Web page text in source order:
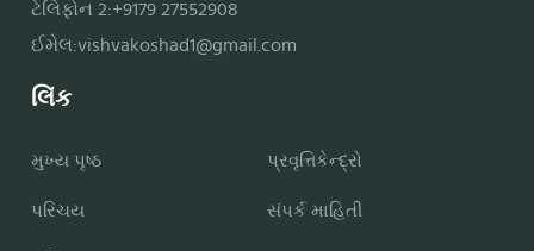
ટેલિફોન 2:+9179 27552908
ઈમેલ:vishvakoshad1@gmail.com
લિંક
મુખ્ય પૃષ્ઠ
પરિચય
પ્રવૃત્તિકેન્દ્રો
સંપર્ક માહિતી